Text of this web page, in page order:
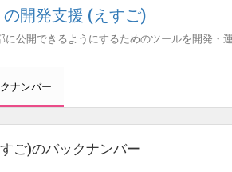
開発支援 (えすご)
公開できるようにするためのツールを開発・運
ナンバー
ご)のバックナンバー